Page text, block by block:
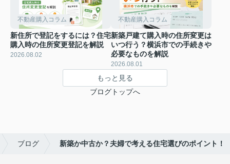
不動産購入コラム
新住所で登記をするには？住宅
購入時の住所変更登記を解説
2026.08.02
不動産購入コラム
新築戸建て購入時の住所変更は
いつ行う？横浜市での手続きや
必要なものを解説
2026.08.01
もっと見る
ブログトップへ
ブログ 新築か中古か？夫婦で考える住宅選びのポイント！